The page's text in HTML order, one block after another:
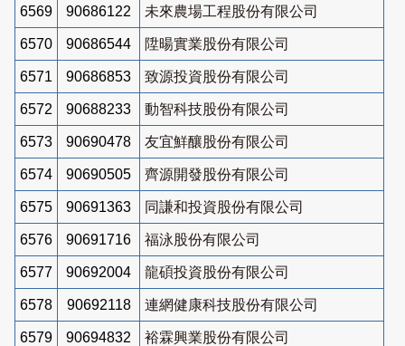
6569 90686122 未來農場工程股份有限公司
6570 90686544 陞暘實業股份有限公司
6571 90686853 致源投資股份有限公司
6572 90688233 動智科技股份有限公司
6573 90690478 友宜鮮釀股份有限公司
6574 90690505 齊源開發股份有限公司
6575 90691363 同謙和投資股份有限公司
6576 90691716 福泳股份有限公司
6577 90692004 龍碩投資股份有限公司
6578 90692118 連網健康科技股份有限公司
6579 90694832 裕霖興業股份有限公司